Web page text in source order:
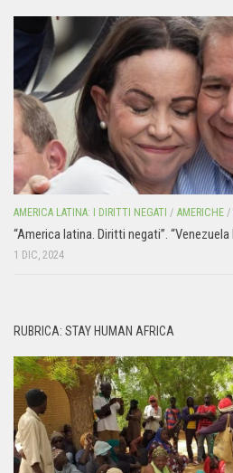
AMERICA LATINA: I DIRITTI NEGATI / AMERICHE /
“America latina. Diritti negati”.
1 DIC, 2024
RUBRICA: STAY HUMAN AFRICA